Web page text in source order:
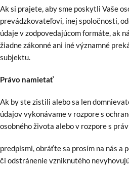
Ak si prajete, aby sme poskytli Vaše
prevádzkovateľovi, inej spoločnosti,
údaje v zodpovedajúcom formáte, ak
žiadne zákonné ani iné významné
subjektu.
Právo namietať
Ak by ste zistili alebo sa len
údajov vykonávame v rozpore s
osobného života alebo v rozpore s
predpismi, obráťte sa prosím na nás a
či odstránenie vzniknutého